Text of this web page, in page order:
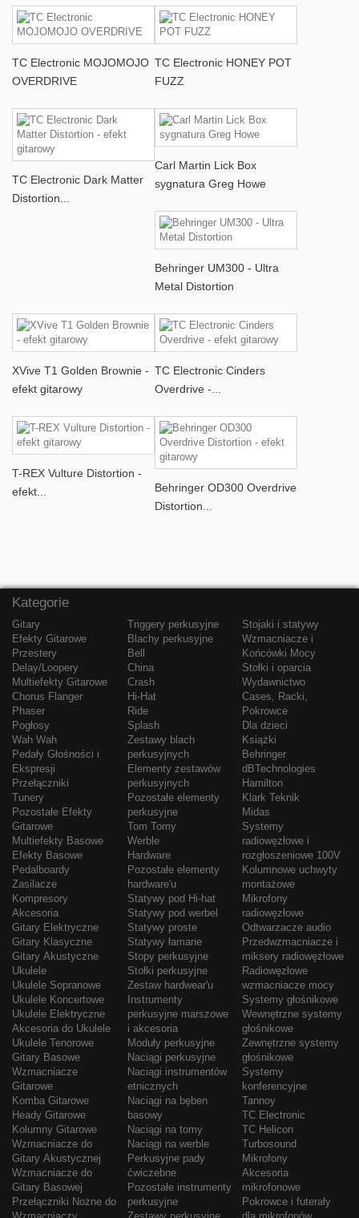
TC Electronic MOJOMOJO
OVERDRIVE
TC Electronic HONEY POT
FUZZ
TC Electronic Dark Matter
Distortion...
Carl Martin Lick Box
sygnatura Greg Howe
Behringer UM300 - Ultra
Metal Distortion
XVive T1 Golden Brownie -
efekt gitarowy
TC Electronic Cinders
Overdrive -...
T-REX Vulture Distortion -
efekt...
Behringer OD300 Overdrive
Distortion...
Kategorie
Gitary
Efekty Gitarowe
Przestery
Delay/Loopery
Multiefekty Gitarowe
Chorus Flanger
Phaser
Pogłosy
Wah Wah
Pedały Głośności i
Ekspresji
Przełączniki
Tunery
Pozostałe Efekty
Gitarowe
Multiefekty Basowe
Efekty Basowe
Pedalboardy
Zasilacze
Kompresory
Akcesoria
Gitary Elektryczne
Gitary Klasyczne
Gitary Akustyczne
Ukulele
Ukulele Sopranowe
Ukulele Koncertowe
Ukulele Elektryczne
Akcesoria do Ukulele
Ukulele Tenorowe
Gitary Basowe
Wzmacniacze
Gitarowe
Komba Gitarowe
Heady Gitarowe
Kolumny Gitarowe
Wzmacniacze do
Gitary Akustycznej
Wzmacniacze do
Gitary Basowej
Przełączniki Nożne do
Triggery perkusyjne
Blachy perkusyjne
Bell
China
Crash
Hi-Hat
Ride
Splash
Zestawy blach
perkusyjnych
Elementy zestawów
perkusyjnych
Pozostałe elementy
perkusyjne
Tom Tomy
Werble
Hardware
Pozostałe elementy
hardware'u
Statywy pod Hi-hat
Statywy pod werbel
Statywy proste
Statywy łamane
Stopy perkusyjne
Stołki perkusyjne
Zestaw hardwear'u
Instrumenty
perkusyjne marszowe
i akcesoria
Moduły perkusyjne
Naciągi perkusyjne
Naciągi instrumentów
etnicznych
Naciągi na bęben
basowy
Naciągi na tomy
Naciągi na werble
Perkusyjne pady
ćwiczebne
Pozostałe instrumenty
perkusyjne
Stojaki i statywy
Wzmacniacze i
Końcówki Mocy
Stołki i oparcia
Wydawnictwo
Cases, Racki,
Pokrowce
Dla dzieci
Książki
Behringer
dBTechnologies
Hamilton
Klark Teknik
Midas
Systemy
radiowęzłowe i
rozgłoszeniowe 100V
Kolumnowe uchwyty
montażowe
Mikrofony
radiowęzłowe
Odtwarzacze audio
Przedwzmacniacze i
miksery radiowęzłowe
Radiowęzłowe
wzmacniacze mocy
Systemy głośnikowe
Wewnętrzne systemy
głośnikowe
Zewnętrzne systemy
głośnikowe
Systemy
konferencyjne
Tannoy
TC Electronic
TC Helicon
Turbosound
Mikrofony
Akcesoria
mikrofonowe
Pokrowce i futerały